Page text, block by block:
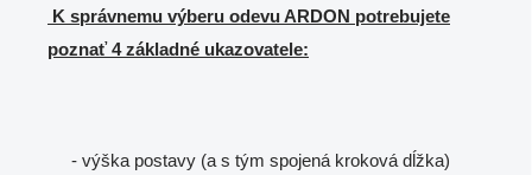
K správnemu výberu odevu ARDON potrebujete
poznať 4 základné ukazovatele:
- výška postavy (a s tým spojená kroková dĺžka)